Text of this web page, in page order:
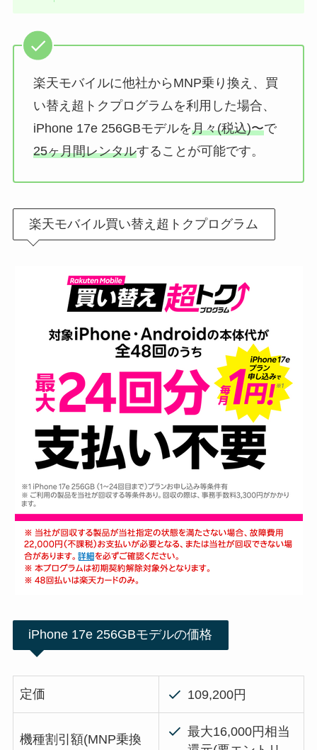
楽天モバイルに他社からMNP乗り換え、買
い替え超トクプログラムを利用した場合、
iPhone 17e 256GBモデルを月々(税込)〜で
25ヶ月間レンタルすることが可能です。
楽天モバイル買い替え超トクプログラム
iPhone 17e 256GBモデルの価格
定価 109,200円
機種割引額(MNP乗換
最大16,000円相当